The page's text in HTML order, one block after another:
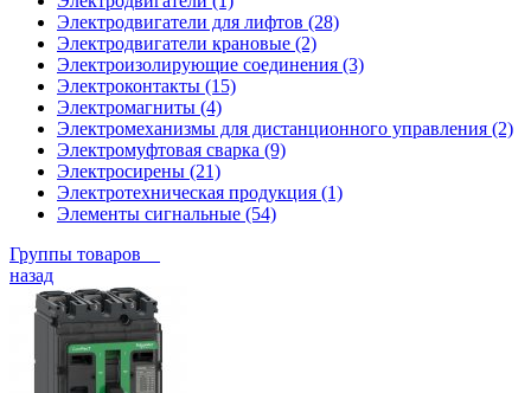
Электродвигатели для лифтов (28)
Электродвигатели крановые (2)
Электроизолирующие соединения (3)
Электроконтакты (15)
Электромагниты (4)
Электромеханизмы для дистанционного управления (2)
Электромуфтовая сварка (9)
Электросирены (21)
Электротехническая продукция (1)
Элементы сигнальные (54)
Группы товаров
назад